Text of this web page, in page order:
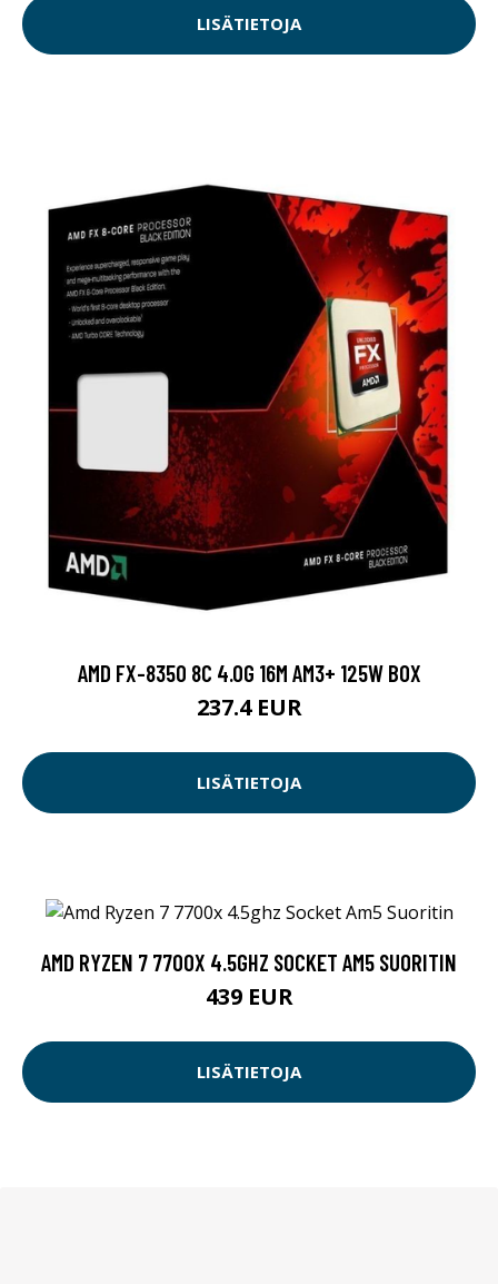
LISÄTIETOJA
AMD FX-8350 8C 4.0G 16M AM3+ 125W BOX
237.4 EUR
LISÄTIETOJA
AMD RYZEN 7 7700X 4.5GHZ SOCKET AM5 SUORITIN
439 EUR
LISÄTIETOJA